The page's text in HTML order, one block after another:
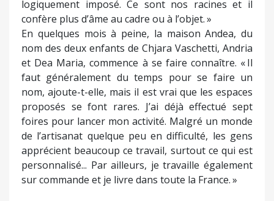
logiquement imposé. Ce sont nos racines et il
confère plus d’âme au cadre ou à l’objet. »
En quelques mois à peine, la maison Andea, du
nom des deux enfants de Chjara Vaschetti, Andria
et Dea Maria, commence à se faire connaître. « Il
faut généralement du temps pour se faire un
nom, ajoute-t-elle, mais il est vrai que les espaces
proposés se font rares. J’ai déjà effectué sept
foires pour lancer mon activité. Malgré un monde
de l’artisanat quelque peu en difficulté, les gens
apprécient beaucoup ce travail, surtout ce qui est
personnalisé... Par ailleurs, je travaille également
sur commande et je livre dans toute la France. »